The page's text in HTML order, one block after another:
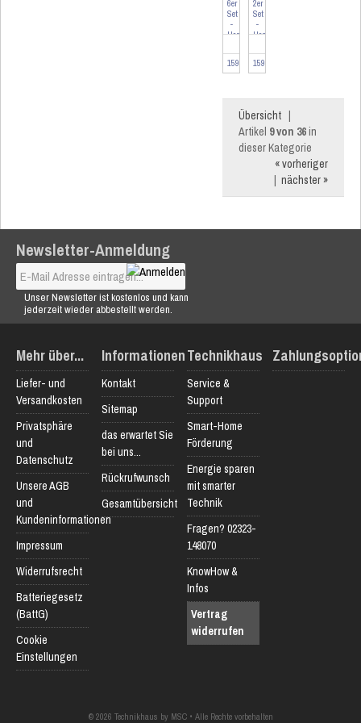
6er
Set
-
Homematic
Wandthermostat
anth...
159928-6
2er
Set
-
Homematic
Wandthermostat
anth...
159928-2
Übersicht |
Artikel 9 von 36in
dieser Kategorie
« vorheriger
| nächster »
Newsletter-Anmeldung
Unser Newsletter ist kostenlos und kann
jederzeit wieder abbestellt werden.
Mehr über...
Liefer- und
Versandkosten
Privatsphäre
und
Datenschutz
Unsere AGB
und
Kundeninformationen
Impressum
Widerrufsrecht
Batteriegesetz
(BattG)
Cookie
Einstellungen
Informationen
Kontakt
Sitemap
das erwartet Sie
bei uns...
Rückrufwunsch
Gesamtübersicht
Technikhaus
Service &
Support
Smart-Home
Förderung
Energie sparen
mit smarter
Technik
Fragen? 02323-
148070
KnowHow &
Infos
Vertrag
widerrufen
© 2026 Technikhaus by MSC • Alle Rechte vorbehalten